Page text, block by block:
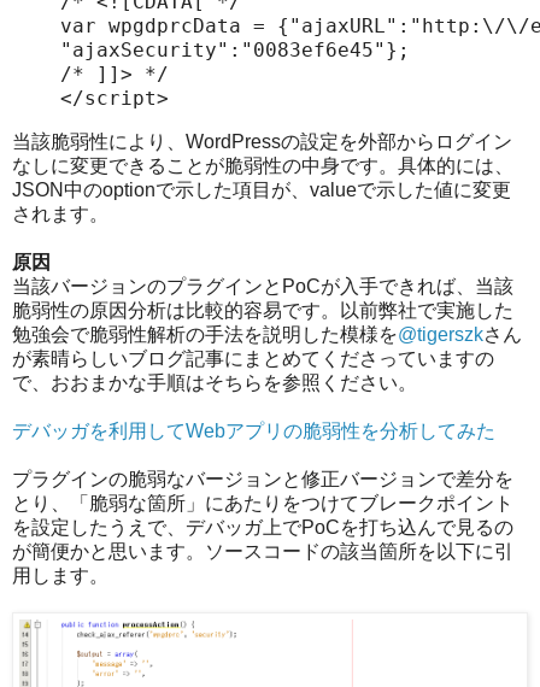
var wpgdprcData = {"ajaxURL":"http:\/\/
"ajaxSecurity":"0083ef6e45"};
/* ]]> */
</script>
当該脆弱性により、WordPressの設定を外部からログイン
なしに変更できることが脆弱性の中身です。具体的には、
JSON中のoptionで示した項目が、valueで示した値に変更
されます。
原因
当該バージョンのプラグインとPoCが入手できれば、当該
脆弱性の原因分析は比較的容易です。以前弊社で実施した
勉強会で脆弱性解析の手法を説明した模様を@tigerszkさん
が素晴らしいブログ記事にまとめてくださっていますの
で、おおまかな手順はそちらを参照ください。
デバッガを利用してWebアプリの脆弱性を分析してみた
プラグインの脆弱なバージョンと修正バージョンで差分を
とり、「脆弱な箇所」にあたりをつけてブレークポイント
を設定したうえで、デバッガ上でPoCを打ち込んで見るの
が簡便かと思います。ソースコードの該当箇所を以下に引
用します。